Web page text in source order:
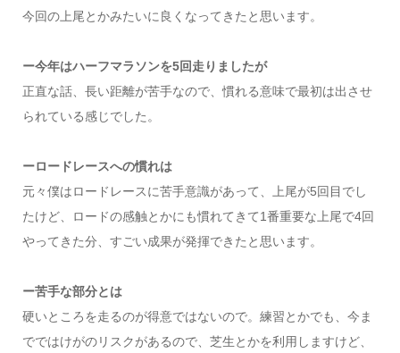
今回の上尾とかみたいに良くなってきたと思います。
ー今年はハーフマラソンを5回走りましたが
正直な話、長い距離が苦手なので、慣れる意味で最初は出させ
られている感じでした。
ーロードレースへの慣れは
元々僕はロードレースに苦手意識があって、上尾が5回目でし
たけど、ロードの感触とかにも慣れてきて1番重要な上尾で4回
やってきた分、すごい成果が発揮できたと思います。
ー苦手な部分とは
硬いところを走るのが得意ではないので。練習とかでも、今ま
でではけがのリスクがあるので、芝生とかを利用しますけど、